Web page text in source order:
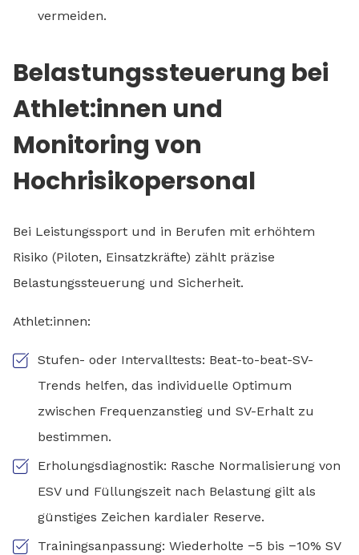
vermeiden.
Belastungssteuerung bei
Athlet:innen und
Monitoring von
Hochrisikopersonal
Bei Leistungssport und in Berufen mit erhöhtem
Risiko (Piloten, Einsatzkräfte) zählt präzise
Belastungssteuerung und Sicherheit.
Athlet:innen:
Stufen- oder Intervalltests: Beat-to-beat-SV-
Trends helfen, das individuelle Optimum
zwischen Frequenzanstieg und SV-Erhalt zu
bestimmen.
Erholungsdiagnostik: Rasche Normalisierung von
ESV und Füllungszeit nach Belastung gilt als
günstiges Zeichen kardialer Reserve.
Trainingsanpassung: Wiederholte −5 bis −10% SV